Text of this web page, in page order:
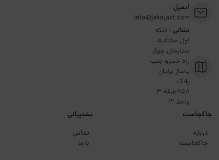
ایمیل :
info@jakojast.com
نشانی :فلکه
اول صادقیه،
ستارخان چهار
راه خسرو جنب
پاساژ برلیان
پلاک
۹۵۸طبقه 3
واحد 3
جاکجاست
درباره
جاکجاست
پشتیبانی
تماس
با ما